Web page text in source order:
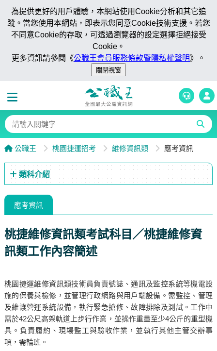
為提供更好的用戶體驗，本網站使用Cookie分析和其它追
蹤。當您使用本網站，即表示您同意Cookie技術支援。若您
不同意Cookie的存取，可透過瀏覽器的設定選擇拒絕接受
Cookie。
更多資訊請參閱《公職王會員服務條款暨隱私權聲明》。
公職王 桃園捷運招考 維修資訊類 應考資訊
類科介紹
應考資訊
桃捷維修資訊類考試科目／桃捷維修資
訊類工作內容簡述
桃園捷運維修資訊類技術員負責號誌、通訊及監控系統等機電設
施的保養與檢修，並管理行政網路與用戶端設備。需監控、管理
及維護營運系統設備，執行緊急搶修、故障排除及測試。工作中
需於42公尺高架軌道上步行作業，並操作重量至少4公斤的重型機
具。負責履約、現場監工與驗收作業，並執行其他主管交辦事
項，需輪班。